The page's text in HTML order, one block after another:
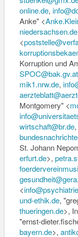
online.de,
Anke" <
niedersachsen.de
<
Korruption und
SPOC@bak.gv.at
mik1.nrw.de,
Montgomery" <
wirtschaft@br.de,
St. Johann
erfurt.de>,
<
und-ethik.de,
thueringen.de>,
"ernst-
bayern.de>,